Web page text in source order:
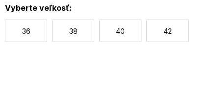
Vyberte veľkosť:
36 38 40 42